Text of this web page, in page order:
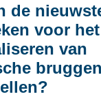
de
voor het
van